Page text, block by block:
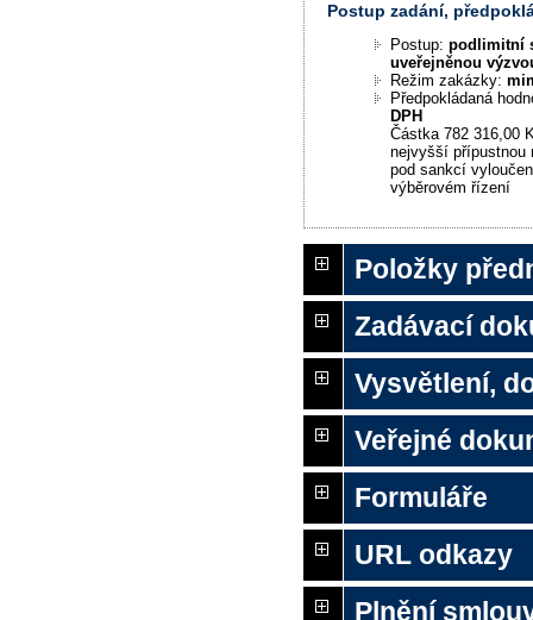
Postup zadání,
Postup:podlimitní
uveřejněnou
Režim zakázky:
Předpokládaná
DPH
Částka 782 316,00
nejvyšší přípustnou
pod sankcí
výběrovém řízení
Položky
Zadávací
Vysvětlení,
Veřejné
Formuláře
URL odkazy
Plnění